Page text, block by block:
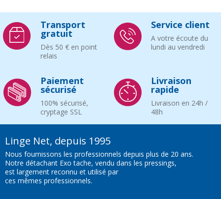
Transport
gratuit
Dès 50 € en point
relais
Service client
A votre écoute du
lundi au vendredi
Paiement
sécurisé
100% sécurisé,
cryptage SSL
Livraison
rapide
Livraison en 24h /
48h
Linge Net, depuis 1995
Nous fournissons les professionnels depuis plus de 20 ans.
Notre détachant Exo tache, vendu dans les pressings,
est largement reconnu et utilisé par
ces mêmes professionnels.